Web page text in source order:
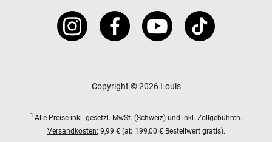
Copyright © 2026 Louis
1 Alle Preise inkl. gesetzl. MwSt. (Schweiz) und inkl. Zollgebühren.
Versandkosten: 9,99 € (ab 199,00 € Bestellwert gratis).